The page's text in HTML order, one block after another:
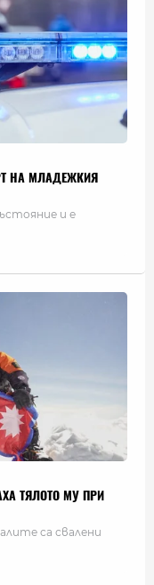
НА МЛАДЕЖКИЯ
и е
ТЯЛОТО МУ ПРИ
са свалени